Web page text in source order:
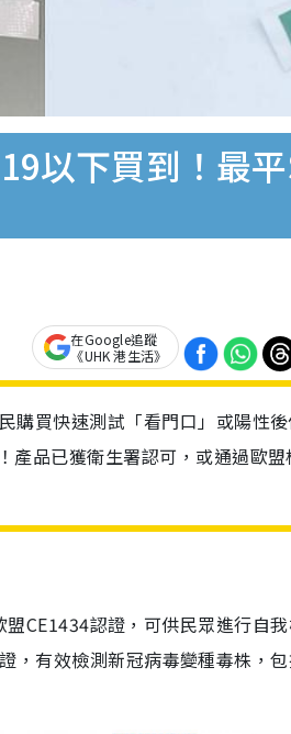
以下買到！最
在Google追蹤
《UHK 港生活》
購買快速測試「看門口」或陽性
產品已獲衛生署認可，或通過歐盟
CE1434認證，可供民眾進行自
，有效檢測新冠病毒變種毒株，